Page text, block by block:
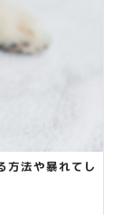
方法や暴れてし